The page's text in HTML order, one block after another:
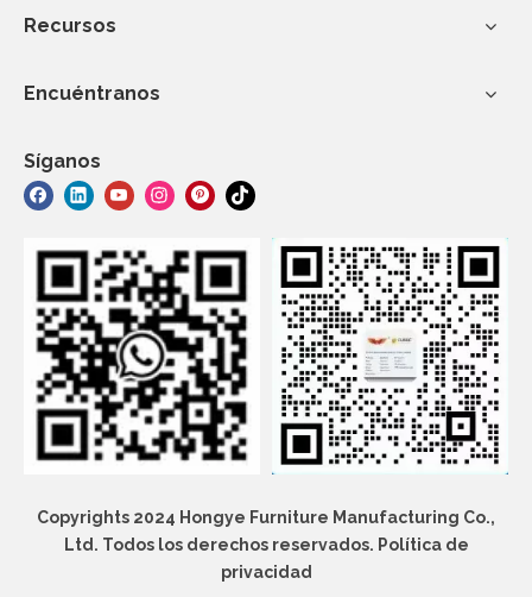
Recursos
Encuéntranos
Síganos
Copyrights 2024 Hongye Furniture Manufacturing Co.,
Ltd. Todos los derechos reservados. Política de
privacidad